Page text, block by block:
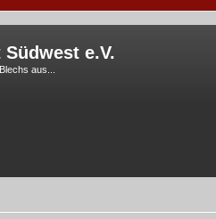
e.V.
aus...